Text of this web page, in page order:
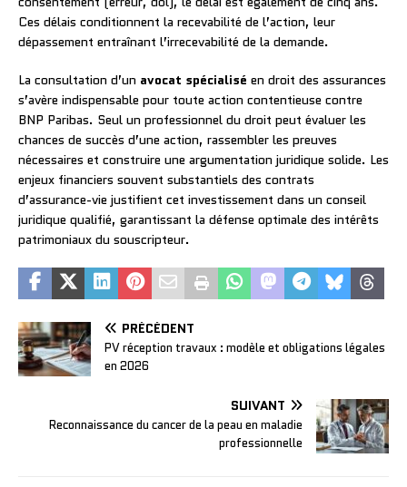
Ces délais conditionnent la recevabilité de l’action, leur
dépassement entraînant l’irrecevabilité de la demande.
La consultation d’un avocat spécialisé en droit des assurances
s’avère indispensable pour toute action contentieuse contre
BNP Paribas. Seul un professionnel du droit peut évaluer les
chances de succès d’une action, rassembler les preuves
nécessaires et construire une argumentation juridique solide. Les
enjeux financiers souvent substantiels des contrats
d’assurance-vie justifient cet investissement dans un conseil
juridique qualifié, garantissant la défense optimale des intérêts
patrimoniaux du souscripteur.
PRÉCÉDENT
PV réception travaux : modèle et obligations légales
en 2026
SUIVANT
Reconnaissance du cancer de la peau en maladie
professionnelle